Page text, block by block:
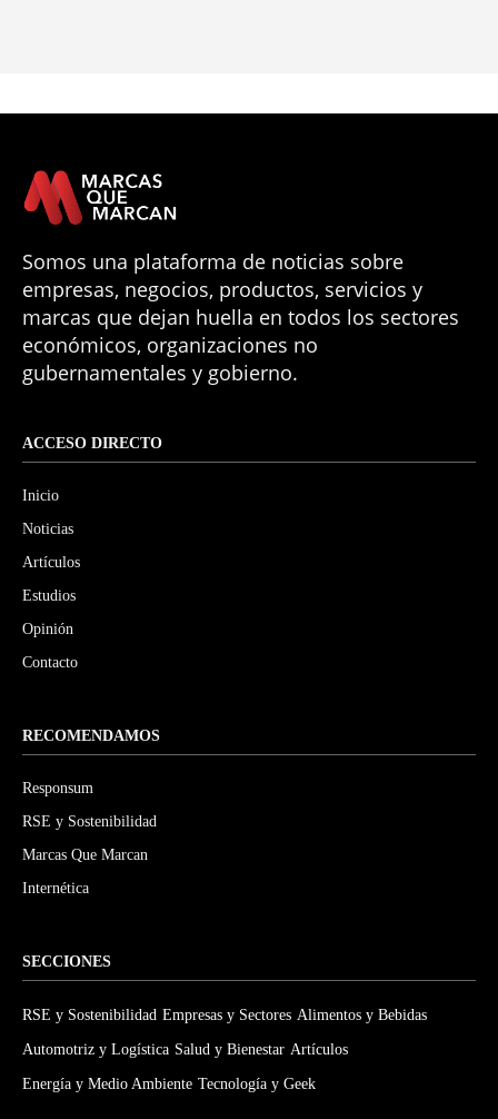
Somos una plataforma de noticias sobre
empresas, negocios, productos, servicios y
marcas que dejan huella en todos los sectores
económicos, organizaciones no
gubernamentales y gobierno.
ACCESO DIRECTO
Inicio
Noticias
Artículos
Estudios
Opinión
Contacto
RECOMENDAMOS
Responsum
RSE y Sostenibilidad
Marcas Que Marcan
Internética
SECCIONES
RSE y Sostenibilidad Empresas y Sectores Alimentos y Bebidas
Automotriz y Logística Salud y Bienestar Artículos
Energía y Medio Ambiente Tecnología y Geek